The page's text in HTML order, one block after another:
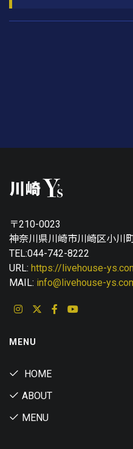
〒210-0023
神奈川県川崎市川崎区小川
TEL:044-742-8222
URL: https://livehouse-
MAIL: info@livehouse-
MENU
HOME
ABOUT
MENU